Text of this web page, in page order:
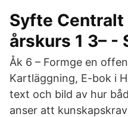
Syfte Centralt
årskurs 1 3– -
Åk 6 – Formge en
Kartläggning, E-bok i
text och bild av hur
anser att